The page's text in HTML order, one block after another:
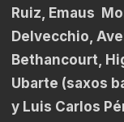
Ruiz, Emaus
Delvecchio,
Bethancourt,
Ubarte (saxos
y Luis Carlos